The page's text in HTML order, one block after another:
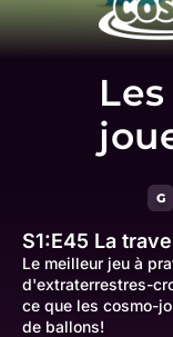
G
S1:E45 La
Le meilleur jeu à
d'extraterrestres-
ce que les cosmo-
de ballons!